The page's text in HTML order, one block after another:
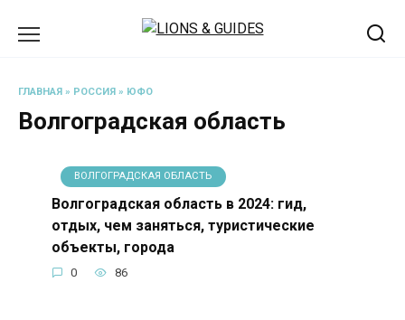
ГЛАВНАЯ » РОССИЯ » ЮФО
Волгоградская область
ВОЛГОГРАДСКАЯ ОБЛАСТЬ
Волгоградская область в 2024: гид,
отдых, чем заняться, туристические
объекты, города
0 86